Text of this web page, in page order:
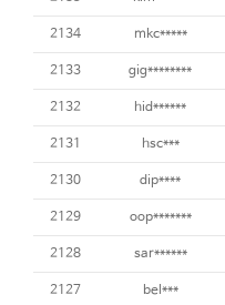
2134 mkc*****
2133 gig********
2132 hid******
2131 hsc***
2130 dip****
2129 oop*******
2128 sar******
2127 bel***